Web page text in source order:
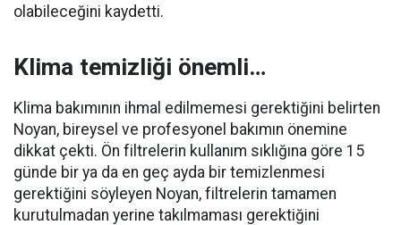
olabileceğini kaydetti.
Klima temizliği önemli…
Klima bakımının ihmal edilmemesi gerektiğini belirten
Noyan, bireysel ve profesyonel bakımın önemine
dikkat çekti. Ön filtrelerin kullanım sıklığına göre 15
günde bir ya da en geç ayda bir temizlenmesi
gerektiğini söyleyen Noyan, filtrelerin tamamen
kurutulmadan yerine takılmaması gerektiğini